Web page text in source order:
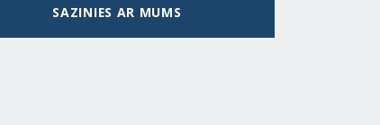
SAZINIES AR MUMS